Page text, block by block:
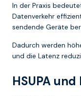
In der Praxis
Datenverkehr
sendende Geräte
Dadurch werden
und die Latenz
HSUPA und